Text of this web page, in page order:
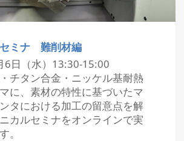
ミナ 難削材編
6日（水）13:30-15:00
チタン合金・ニッケル基耐熱
に、素材の特性に基づいたマ
タにおける加工の留意点を解
カルセミナをオンラインで実
。